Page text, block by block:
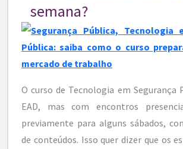
semana?
O curso de Tecnologia em Segurança
EAD, mas com encontros
previamente para alguns sábados,
de conteúdos. Isso quer dizer que os